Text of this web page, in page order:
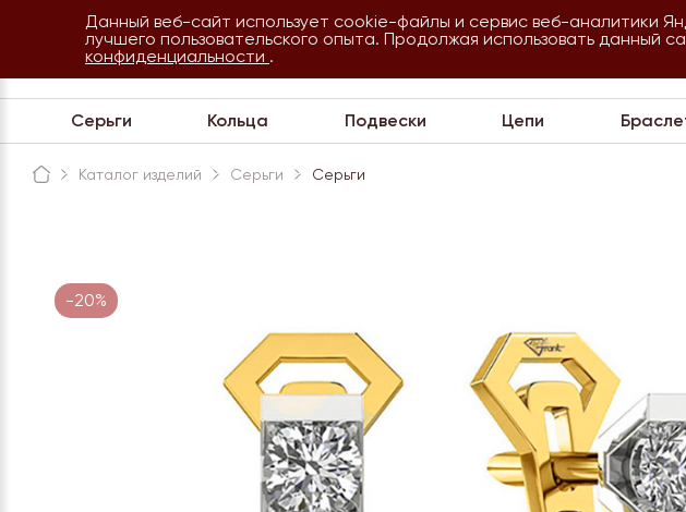
Сочи
8 800 234 35 54
Обратная связь
Серьги Кольца Подвески Цепи
Каталог изделий Серьги Серьги
-20%
Данный веб-сайт использует cookie-файлы и сервис веб-аналитики
лучшего пользовательского опыта. Продолжая использовать данный
конфиденциальности .